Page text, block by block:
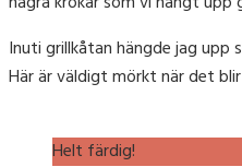
Inuti grillkåtan hängde jag upp
Här är väldigt mörkt när det
Helt färdig!